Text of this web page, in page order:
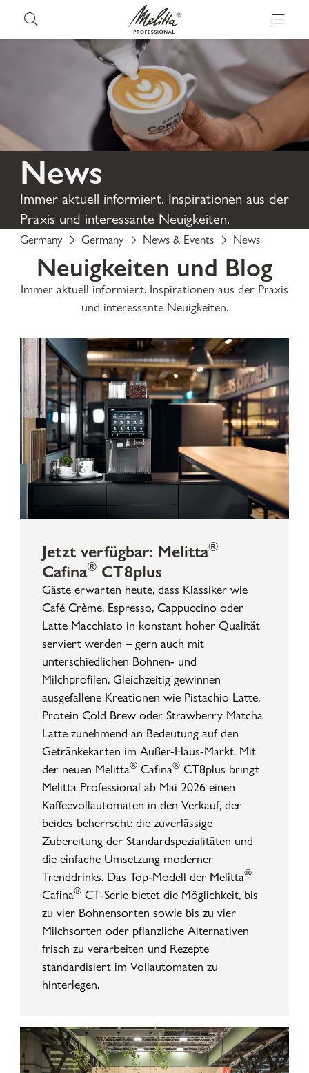
News
Immer aktuell informiert. Inspirationen aus der
Praxis und interessante Neuigkeiten.
Germany Germany News & Events News
Neuigkeiten und Blog
Immer aktuell informiert. Inspirationen aus der Praxis
und interessante Neuigkeiten.
Jetzt verfügbar: Melitta®
Cafina® CT8plus
Gäste erwarten heute, dass Klassiker wie
Café Crème, Espresso, Cappuccino oder
Latte Macchiato in konstant hoher Qualität
serviert werden – gern auch mit
unterschiedlichen Bohnen- und
Milchprofilen. Gleichzeitig gewinnen
ausgefallene Kreationen wie Pistachio Latte,
Protein Cold Brew oder Strawberry Matcha
Latte zunehmend an Bedeutung auf den
Getränkekarten im Außer-Haus-Markt. Mit
der neuen Melitta® Cafina® CT8plus bringt
Melitta Professional ab Mai 2026 einen
Kaffeevollautomaten in den Verkauf, der
beides beherrscht: die zuverlässige
Zubereitung der Standardspezialitäten und
die einfache Umsetzung moderner
Trenddrinks. Das Top-Modell der Melitta®
Cafina® CT-Serie bietet die Möglichkeit, bis
zu vier Bohnensorten sowie bis zu vier
Milchsorten oder pflanzliche Alternativen
frisch zu verarbeiten und Rezepte
standardisiert im Vollautomaten zu
hinterlegen.